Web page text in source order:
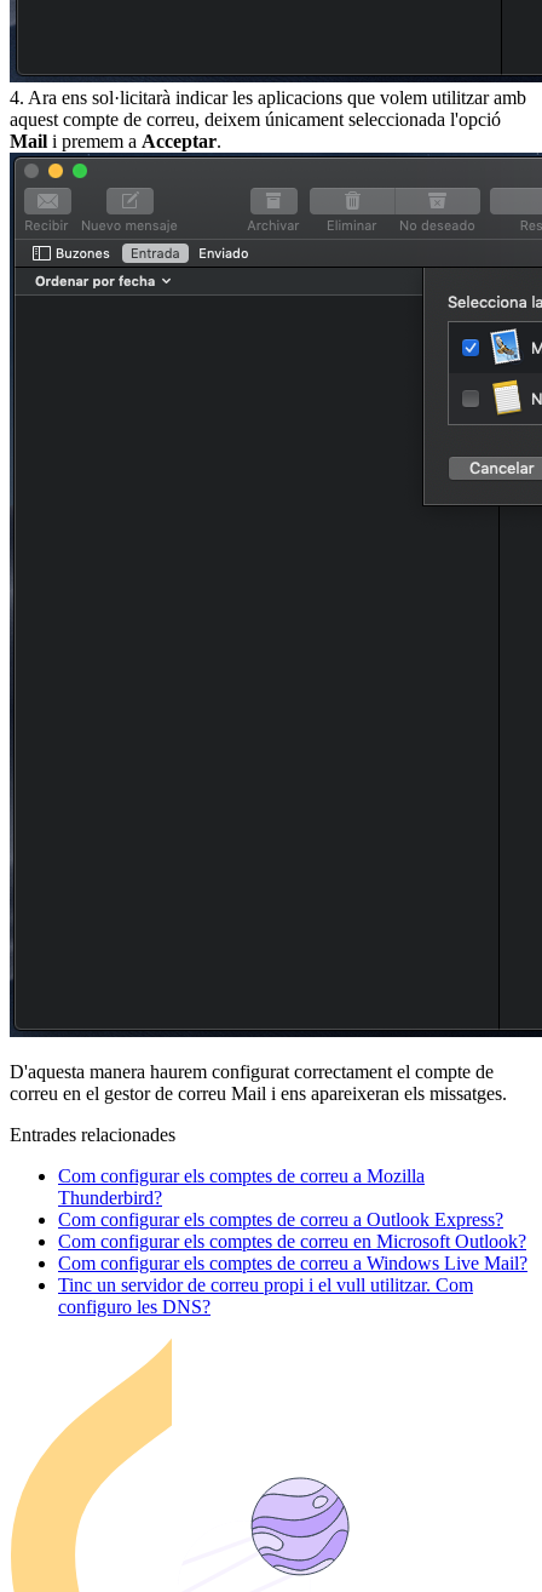
4. Ara ens sol·licitarà indicar les aplicacions que volem utilitzar amb
aquest compte de correu, deixem únicament seleccionada l'opció
Mail i premem a Acceptar.
D'aquesta manera haurem configurat correctament el compte de
correu en el gestor de correu Mail i ens apareixeran els missatges.
Entrades relacionades
Com configurar els comptes de correu a Mozilla
Thunderbird?
Com configurar els comptes de correu a Outlook Express?
Com configurar els comptes de correu en Microsoft Outlook?
Com configurar els comptes de correu a Windows Live Mail?
Tinc un servidor de correu propi i el vull utilitzar. Com
configuro les DNS?